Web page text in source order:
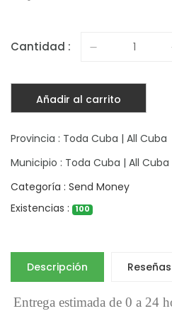
Cantidad :
Añadir al carrito
Provincia : Toda Cuba | All Cuba
Municipio : Toda Cuba | All Cuba
Categoría : Send Money
Existencias :
100
Descripción Reseñas
Entrega estimada de 0 a 24